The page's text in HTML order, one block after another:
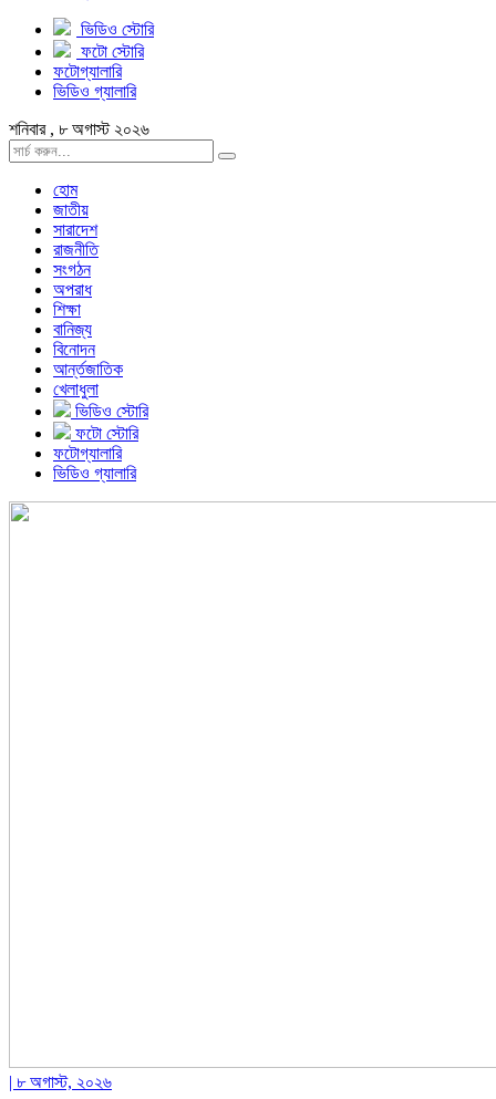
ভিডিও স্টোরি
ফটো স্টোরি
ফটোগ্যালারি
ভিডিও গ্যালারি
শনিবার , ৮ অগাস্ট ২০২৬
হোম
জাতীয়
সারাদেশ
রাজনীতি
সংগঠন
অপরাধ
শিক্ষা
বানিজ্য
বিনোদন
আর্ন্তজাতিক
খেলাধুলা
ভিডিও স্টোরি
ফটো স্টোরি
ফটোগ্যালারি
ভিডিও গ্যালারি
| ৮ অগাস্ট, ২০২৬